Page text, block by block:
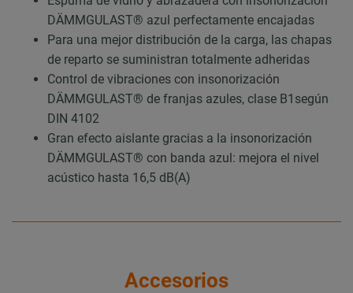
DÄMMGULAST® azul perfectamente encajadas
Para una mejor distribución de la carga, las chapas
de reparto se suministran totalmente adheridas
Control de vibraciones con insonorización
DÄMMGULAST® de franjas azules, clase B1según
DIN 4102
Gran efecto aislante gracias a la insonorización
DÄMMGULAST® con banda azul: mejora el nivel
acústico hasta 16,5 dB(A)
Accesorios